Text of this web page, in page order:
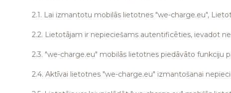
2.1. Lai izmantotu mobilās lietotnes "we-charge.eu",
2.2. Lietotājam ir nepieciešams autentificēties, ievadot
2.3. "we-charge.eu" mobilās lietotnes piedāvāto funkciju
2.4. Aktīvai lietotnes "we-charge.eu" izmantošanai